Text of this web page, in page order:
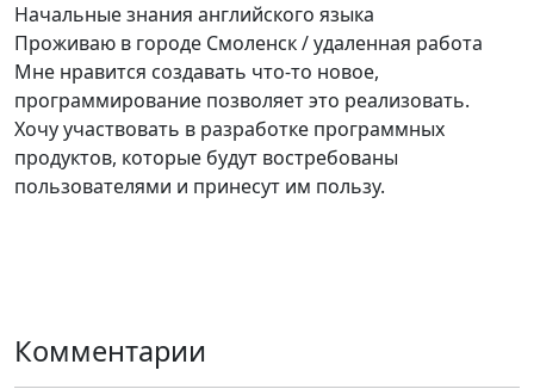
Начальные знания английского языка
Проживаю в городе Смоленск / удаленная работа
Мне нравится создавать что-то новое,
программирование позволяет это реализовать.
Хочу участвовать в разработке программных
продуктов, которые будут востребованы
пользователями и принесут им пользу.
Комментарии